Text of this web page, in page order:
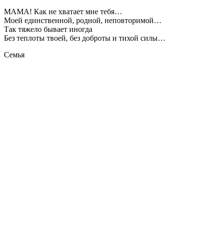
МАМА! Как не хватает мне тебя…
Моей единственной, родной, неповторимой…
Так тяжело бывает иногда
Без теплоты твоей, без доброты и тихой силы…
Семья